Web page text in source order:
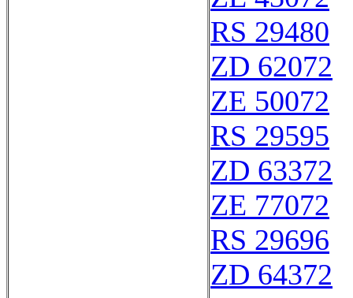
RS 29480
ZD 62072
ZE 50072
RS 29595
ZD 63372
ZE 77072
RS 29696
ZD 64372